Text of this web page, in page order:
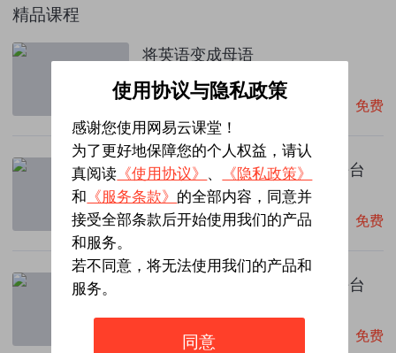
使用协议与隐私政策
感谢您使用网易云课堂！
为了更好地保障您的个人权益，请认
真阅读 《使用协议》 、
《隐私政策》
和 《服务条款》 的全部内容，同意并
接受全部条款后开始使用我们的产品
和服务。
若不同意，将无法使用我们的产品和
服务。
同意
精品课程
将英语变成母语
共1课时
4.8星 免费
老梁所有课程已搬迁至全新平台
共1课时
4.9星 1.6万人学过 免费
老梁所有课程已搬迁至全新平台
8720人学过 免费